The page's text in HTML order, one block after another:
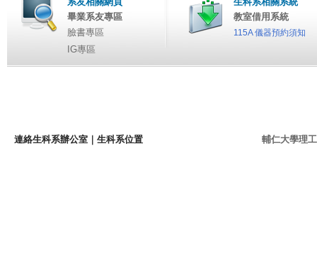
畢業系友專區
臉書專區
IG專區
教室借用系統
115A 儀器預約須知
連絡生科系辦公室 生科系位置 輔仁大學理